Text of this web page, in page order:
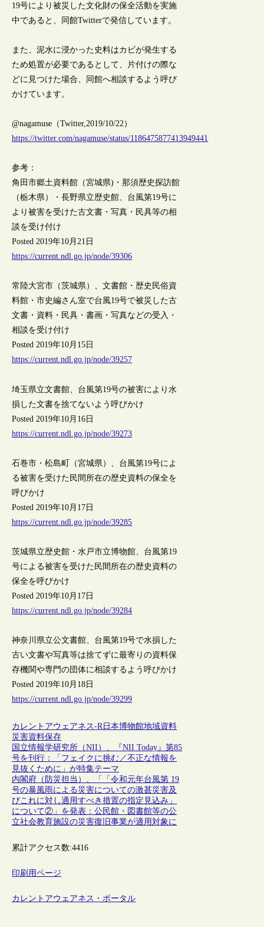
19号により被災した文化財の保全活動を実施
中であると、同館Twitterで発信しています。
また、泥水に浸かった史料はカビが発生する
ため処置が必要であるとして、片付けの際な
どに見つけた場合、同館へ相談するよう呼び
かけています。
@nagamuse（Twitter,2019/10/22）
https://twitter.com/nagamuse/status/1186475877413949441
参考：
角田市郷土資料館（宮城県)・那須歴史探訪館
（栃木県）・長野県立歴史館、台風第19号に
より被害を受けた古文書・写真・民具等の相
談を受け付け
Posted 2019年10月21日
https://current.ndl.go.jp/node/39306
常陸大宮市（茨城県）、文書館・歴史民俗資
料館・市史編さん室で台風19号で被災した古
文書・資料・民具・書画・写真などの受入・
相談を受け付け
Posted 2019年10月15日
https://current.ndl.go.jp/node/39257
埼玉県立文書館、台風第19号の被害により水
損した文書を捨てないよう呼びかけ
Posted 2019年10月16日
https://current.ndl.go.jp/node/39273
石巻市・松島町（宮城県）、台風第19号によ
る被害を受けた民間所在の歴史資料の保全を
呼びかけ
Posted 2019年10月17日
https://current.ndl.go.jp/node/39285
茨城県立歴史館・水戸市立博物館、台風第19
号による被害を受けた民間所在の歴史資料の
保全を呼びかけ
Posted 2019年10月17日
https://current.ndl.go.jp/node/39284
神奈川県立公文書館、台風第19号で水損した
古い文書や写真等は捨てずに最寄りの資料保
存機関や専門の団体に相談するよう呼びかけ
Posted 2019年10月18日
https://current.ndl.go.jp/node/39299
カレントアウェアネス-R日本博物館地域資料
災害資料保存
国立情報学研究所（NII）、『NII Today』第85
号を刊行：「フェイクに挑む／不正な情報を
見抜くために」が特集テーマ
内閣府（防災担当）、「「令和元年台風第 19
号の暴風雨による災害についての激甚災害及
びこれに対し適用すべき措置の指定見込み」
について②」を発表：公民館・図書館等の公
立社会教育施設の災害復旧事業が適用対象に
累計アクセス数:4416
印刷用ページ
カレントアウェアネス・ポータル